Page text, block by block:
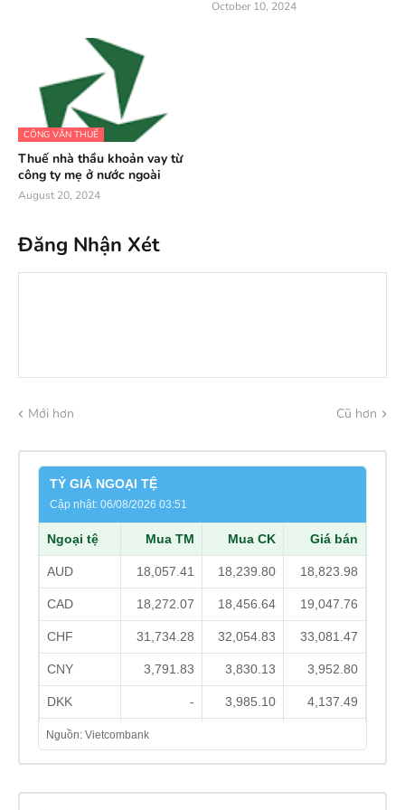
October 10, 2024
CÔNG VĂN THUẾ
Thuế nhà thầu khoản vay từ
công ty mẹ ở nước ngoài
August 20, 2024
Đăng Nhận Xét
Mới hơn Cũ hơn
TỶ GIÁ NGOẠI TỆ
Cập nhật: 06/08/2026 03:51
Ngoại tệ Mua TM Mua CK Giá bán
AUD 18,057.41 18,239.80 18,823.98
CAD 18,272.07 18,456.64 19,047.76
CHF 31,734.28 32,054.83 33,081.47
CNY 3,791.83 3,830.13 3,952.80
DKK - 3,985.10 4,137.49
EUR 29,566.86
GBP 34,459.27 34,807.35 35,922.15
HKD 3,253.47 3,286.33 3,412.00
Nguồn: Vietcombank